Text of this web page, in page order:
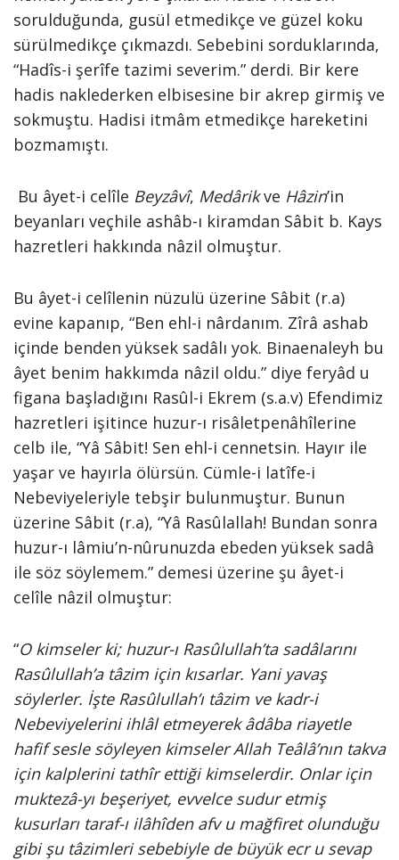
sorulduğunda, gusül etmedikçe ve güzel koku
sürülmedikçe çıkmazdı. Sebebini sorduklarında,
“Hadîs-i şerîfe tazimi severim.” derdi. Bir kere
hadis naklederken elbisesine bir akrep girmiş ve
sokmuştu. Hadisi itmâm etmedikçe hareketini
bozmamıştı.
Bu âyet-i celîle Beyzâvî, Medârikve Hâzin’in
beyanları veçhile ashâb-ı kiramdan Sâbit b. Kays
hazretleri hakkında nâzil olmuştur.
Bu âyet-i celîlenin nüzulü üzerine Sâbit (r.a)
evine kapanıp, “Ben ehl-i nârdanım. Zîrâ ashab
içinde benden yüksek sadâlı yok. Binaenaleyh bu
âyet benim hakkımda nâzil oldu.” diye feryâd u
figana başladığını Rasûl-i Ekrem (s.a.v) Efendimiz
hazretleri işitince huzur-ı risâletpenâhîlerine
celb ile, “Yâ Sâbit! Sen ehl-i cennetsin. Hayır ile
yaşar ve hayırla ölürsün. Cümle-i latîfe-i
Nebeviyeleriyle tebşir bulunmuştur. Bunun
üzerine Sâbit (r.a), “Yâ Rasûlallah! Bundan sonra
huzur-ı lâmiu’n-nûrunuzda ebeden yüksek sadâ
ile söz söylemem.” demesi üzerine şu âyet-i
celîle nâzil olmuştur:
“O kimseler ki; huzur-ı Rasûlullah’ta sadâlarını
Rasûlullah’a tâzim için kısarlar. Yani yavaş
söylerler. İşte Rasûlullah’ı tâzim ve kadr-i
Nebeviyelerini ihlâl etmeyerek âdâba riayetle
hafif sesle söyleyen kimseler Allah Teâlâ’nın takva
için kalplerini tathîr ettiği kimselerdir. Onlar için
muktezâ-yı beşeriyet, evvelce sudur etmiş
kusurları taraf-ı ilâhîden afv u mağfiret olunduğu
gibi şu tâzimleri sebebiyle de büyük ecr u sevap